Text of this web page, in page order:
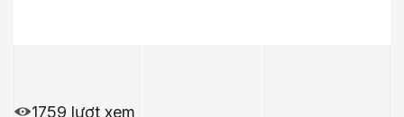
1759 lượt xem